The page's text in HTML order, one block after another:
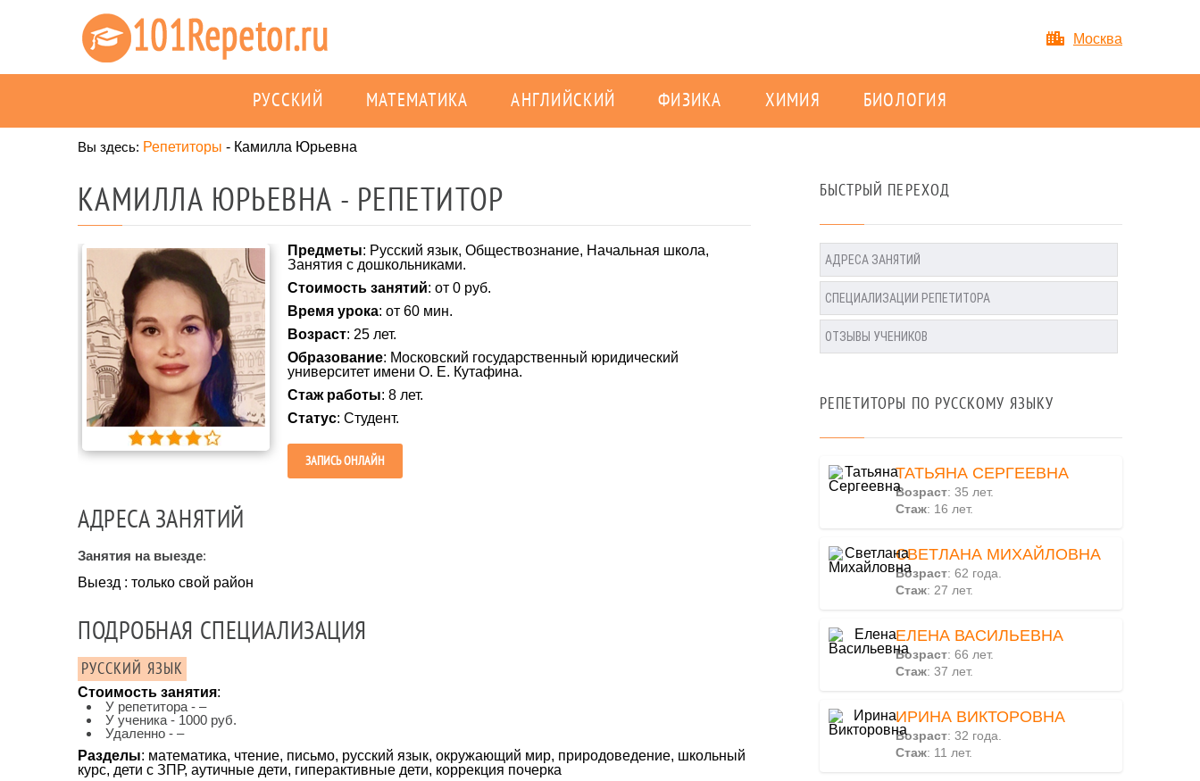
Москва
РУССКИЙ МАТЕМАТИКА АНГЛИЙСКИЙ ФИЗИКА ХИМИЯ БИОЛОГИЯ
Вы здесь: Репетиторы - Камилла Юрьевна
КАМИЛЛА ЮРЬЕВНА - РЕПЕТИТОР
Предметы: Русский язык, Обществознание, Начальная школа,
Занятия с дошкольниками.
Стоимость занятий: от 0 руб.
Время урока: от 60 мин.
Возраст: 25 лет.
Образование: Московский государственный юридический
университет имени О. Е. Кутафина.
Стаж работы: 8 лет.
Статус: Студент.
ЗАПИСЬ ОНЛАЙН
АДРЕСА ЗАНЯТИЙ
Занятия на выезде:
Выезд : только свой район
ПОДРОБНАЯ СПЕЦИАЛИЗАЦИЯ
РУССКИЙ ЯЗЫК
Стоимость занятия:
У репетитора - –
У ученика - 1000 руб.
Удаленно - –
Разделы: математика, чтение, письмо, русский язык, окружающий мир, природоведение, школьный
курс, дети с ЗПР, аутичные дети, гиперактивные дети, коррекция почерка
БЫСТРЫЙ ПЕРЕХОД
АДРЕСА ЗАНЯТИЙ
СПЕЦИАЛИЗАЦИИ РЕПЕТИТОРА
ОТЗЫВЫ УЧЕНИКОВ
РЕПЕТИТОРЫ ПО РУССКОМУ ЯЗЫКУ
ТАТЬЯНА СЕРГЕЕВНА
Возраст: 35 лет.
Стаж: 16 лет.
СВЕТЛАНА МИХАЙЛОВНА
Возраст: 62 года.
Стаж: 27 лет.
ЕЛЕНА ВАСИЛЬЕВНА
Возраст: 66 лет.
Стаж: 37 лет.
ИРИНА ВИКТОРОВНА
Возраст: 32 года.
Стаж: 11 лет.